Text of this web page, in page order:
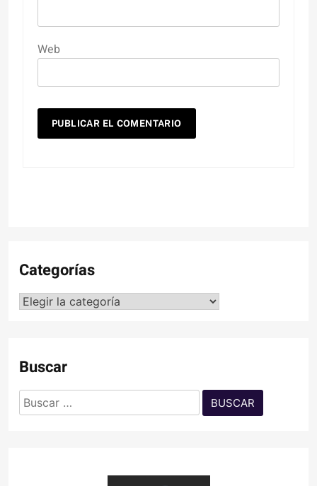
Web
Categorías
Categorías
Buscar
Buscar: